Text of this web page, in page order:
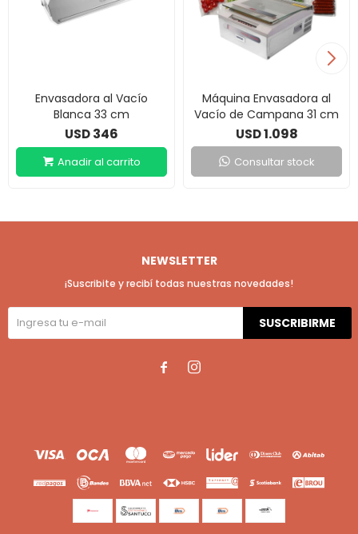
Envasadora al Vacío
Blanca 33 cm
USD346
Máquina Envasadora al
Vacío de Campana 31 cm
USD1.098
Consultar stock
NEWSLETTER
¡Suscribite y recibí todas nuestras novedades!
SUSCRIBIRME
 